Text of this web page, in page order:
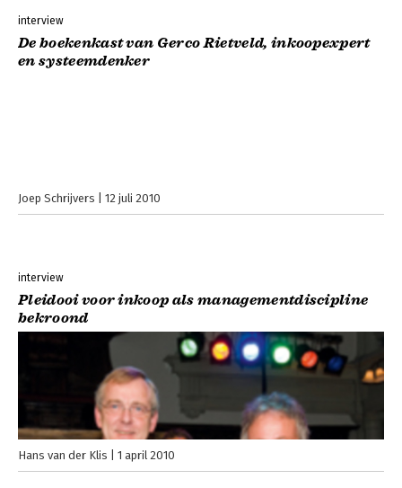
interview
De boekenkast van Gerco Rietveld, inkoopexpert
en systeemdenker
Joep Schrijvers 12 juli 2010
interview
Pleidooi voor inkoop als managementdiscipline
bekroond
Hans van der Klis 1 april 2010